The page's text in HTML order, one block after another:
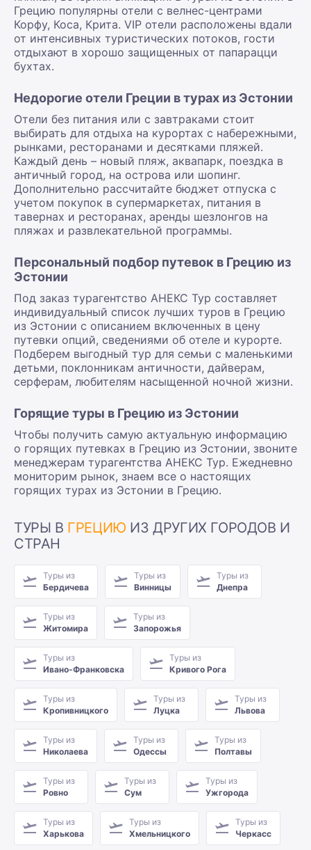
Грецию популярны отели с велнес-центрами
Корфу, Коса, Крита. VIP отели расположены вдали
от интенсивных туристических потоков, гости
отдыхают в хорошо защищенных от папарацци
бухтах.
Недорогие отели Греции в турах из Эстонии
Отели без питания или с завтраками стоит
выбирать для отдыха на курортах с набережными,
рынками, ресторанами и десятками пляжей.
Каждый день – новый пляж, аквапарк, поездка в
античный город, на острова или шопинг.
Дополнительно рассчитайте бюджет отпуска с
учетом покупок в супермаркетах, питания в
тавернах и ресторанах, аренды шезлонгов на
пляжах и развлекательной программы.
Персональный подбор путевок в Грецию из
Эстонии
Под заказ турагентство АНЕКС Тур составляет
индивидуальный список лучших туров в Грецию
из Эстонии с описанием включенных в цену
путевки опций, сведениями об отеле и курорте.
Подберем выгодный тур для семьи с маленькими
детьми, поклонникам античности, дайверам,
серферам, любителям насыщенной ночной жизни.
Горящие туры в Грецию из Эстонии
Чтобы получить самую актуальную информацию
о горящих путевках в Грецию из Эстонии, звоните
менеджерам турагентства АНЕКС Тур. Ежедневно
мониторим рынок, знаем все о настоящих
горящих турах из Эстонии в Грецию.
ТУРЫ В ГРЕЦИЮ ИЗ ДРУГИХ ГОРОДОВ И
СТРАН
Туры из
Бердичева
Туры из
Винницы
Туры из
Днепра
Туры из
Житомира
Туры из
Запорожья
Туры из
Ивано-Франковска
Туры из
Кривого Рога
Туры из
Кропивницкого
Туры из
Луцка
Туры из
Львова
Туры из
Николаева
Туры из
Одессы
Туры из
Полтавы
Туры из
Ровно
Туры из
Сум
Туры из
Ужгорода
Туры из
Харькова
Туры из
Хмельницкого
Туры из
Черкасс